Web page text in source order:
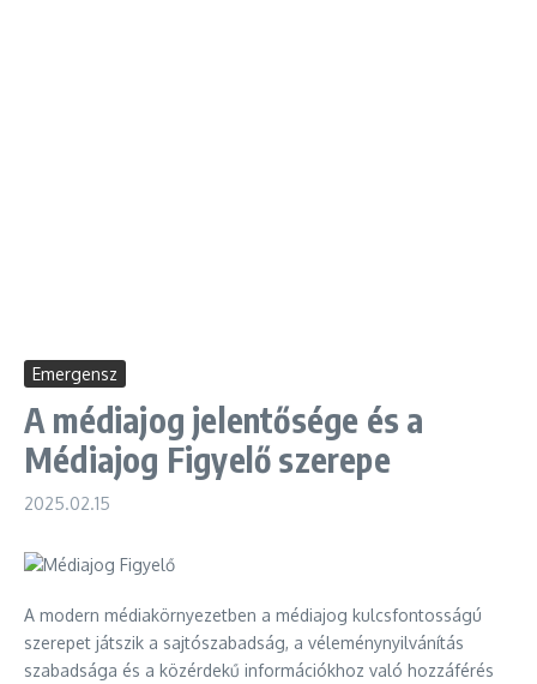
Emergensz
A médiajog jelentősége és a
Médiajog Figyelő szerepe
2025.02.15
A modern médiakörnyezetben a médiajog kulcsfontosságú
szerepet játszik a sajtószabadság, a véleménynyilvánítás
szabadsága és a közérdekű információkhoz való hozzáférés